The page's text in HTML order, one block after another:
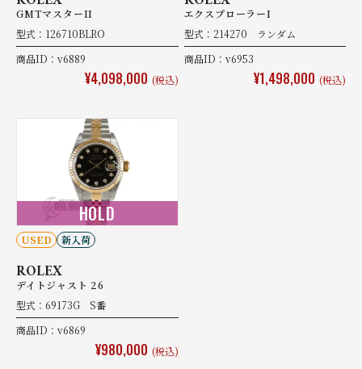
GMTマスターII
型式：126710BLRO
商品ID：v6889
¥4,098,000 (税込)
エクスプローラーI
型式：214270 ランダム
商品ID：v6953
¥1,498,000 (税込)
HOLD
USED 新入荷
ROLEX
デイトジャスト 26
型式：69173G S番
商品ID：v6869
¥980,000 (税込)